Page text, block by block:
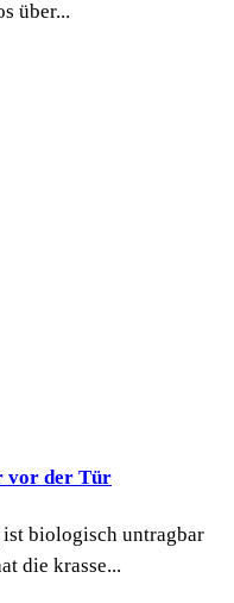
über...
vor der Tür
biologisch untragbar
die krasse...